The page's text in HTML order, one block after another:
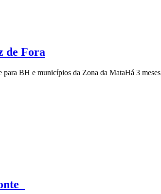
de Fora
para BH e municípios da Zona da MataHá 3 meses